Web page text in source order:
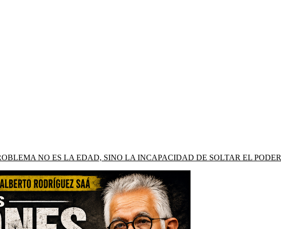
NO ES LA EDAD, SINO LA INCAPACIDAD DE SOLTAR EL PODER